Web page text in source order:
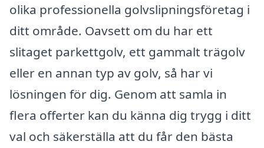
olika professionella golvslipningsföretag i
ditt område. Oavsett om du har ett
slitaget parkettgolv, ett gammalt trägolv
eller en annan typ av golv, så har vi
lösningen för dig. Genom att samla in
flera offerter kan du känna dig trygg i ditt
val och säkerställa att du får den bästa